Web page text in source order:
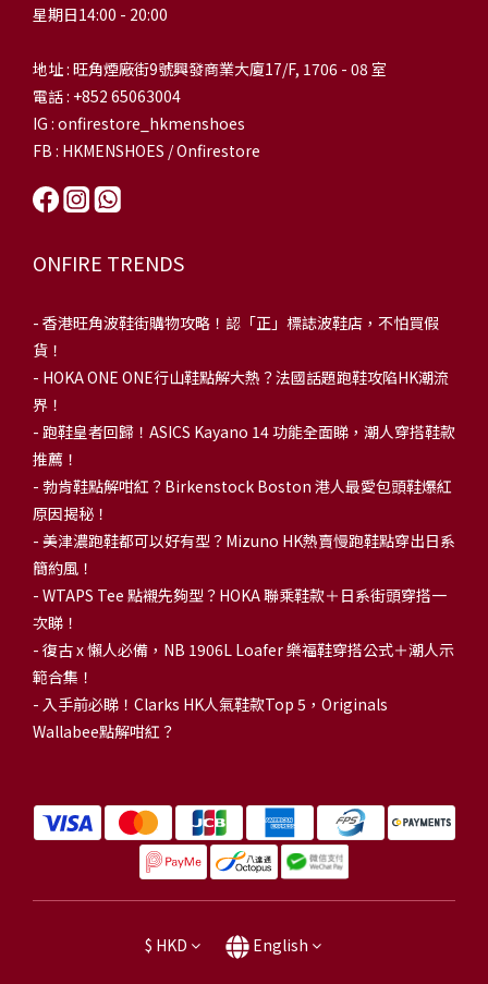
星期日14:00 - 20:00
地址 : 旺角煙廠街9號興發商業大廈17/F, 1706 - 08 室
電話 : +852 65063004
IG : onfirestore_hkmenshoes
FB : HKMENSHOES / Onfirestore
ONFIRE TRENDS
- 香港旺角波鞋街購物攻略！認「正」標誌波鞋店，不怕買假
貨！
- HOKA ONE ONE行山鞋點解大熱？法國話題跑鞋攻陷HK潮流
界！
- 跑鞋皇者回歸！ASICS Kayano 14 功能全面睇，潮人穿搭鞋款
推薦！
- 勃肯鞋點解咁紅？Birkenstock Boston 港人最愛包頭鞋爆紅
原因揭秘！
- 美津濃跑鞋都可以好有型？Mizuno HK熱賣慢跑鞋點穿出日系
簡約風！
- WTAPS Tee 點襯先夠型？HOKA 聯乘鞋款＋日系街頭穿搭一
次睇！
- 復古 x 懶人必備，NB 1906L Loafer 樂福鞋穿搭公式＋潮人示
範合集！
- 入手前必睇！Clarks HK人氣鞋款Top 5，Originals
Wallabee點解咁紅？
$ HKD English